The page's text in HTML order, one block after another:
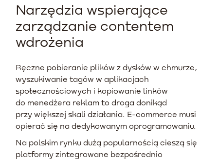
Narzędzia wspierające
zarządzanie contentem
wdrożenia
Ręczne pobieranie plików z dysków w chmurze,
wyszukiwanie tagów w aplikacjach
społecznościowych i kopiowanie linków
do menedżera reklam to droga donikąd
przy większej skali działania. E-commerce musi
opierać się na dedykowanym oprogramowaniu.
Na polskim rynku dużą popularnością cieszą się
platformy zintegrowane bezpośrednio